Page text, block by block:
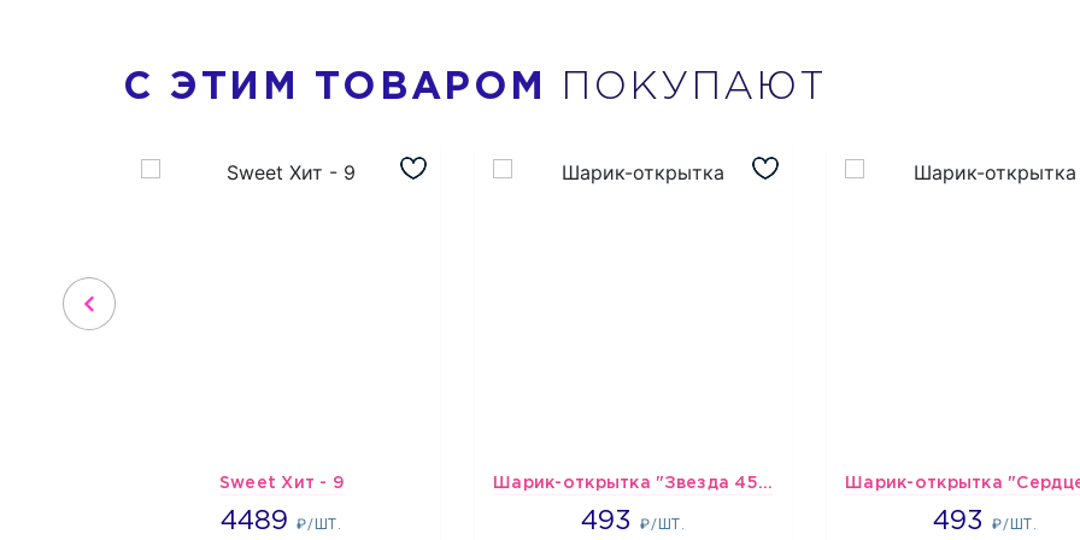
С ЭТИМ ТОВАРОМ ПОКУПАЮТ
Sweet Хит - 9
4489₽/ШТ.
4489 Шарик-открытка "Звезда 45 см" №1
493₽/ШТ.
493
493₽/ШТ.
493